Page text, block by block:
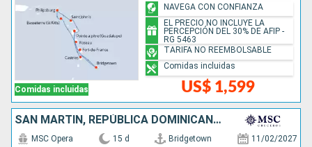
Comidas incluidas US$ 1,599
NAVEGA CON CONFIANZA
EL PRECIO NO INCLUYE LA
PERCEPCIÓN DEL 30% DE AFIP -
RG 5463
TARIFA NO REEMBOLSABLE
Comidas incluidas
SAN MARTÍN, REPÚBLICA DOMINICANA, BARBADOS
MSC Opera 15 d Bridgetown 11/02/2027